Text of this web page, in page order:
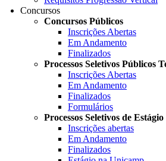
Concursos
Concursos Públicos
Inscrições Abertas
Em Andamento
Finalizados
Processos Seletivos Públicos
Inscrições Abertas
Em Andamento
Finalizados
Formulários
Processos Seletivos de Estágio
Inscrições abertas
Em Andamento
Finalizados